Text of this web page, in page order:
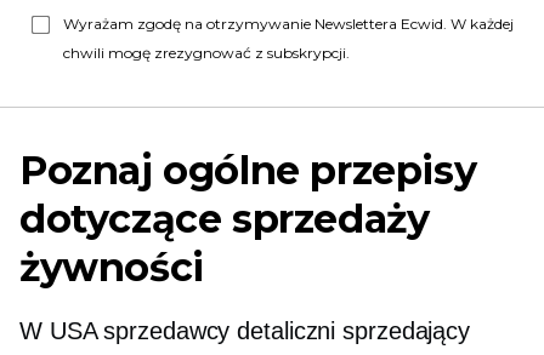
Wyrażam zgodę na otrzymywanie Newslettera Ecwid. W każdej
chwili mogę zrezygnować z subskrypcji.
Poznaj ogólne przepisy
dotyczące sprzedaży
żywności
W USA sprzedawcy detaliczni sprzedający